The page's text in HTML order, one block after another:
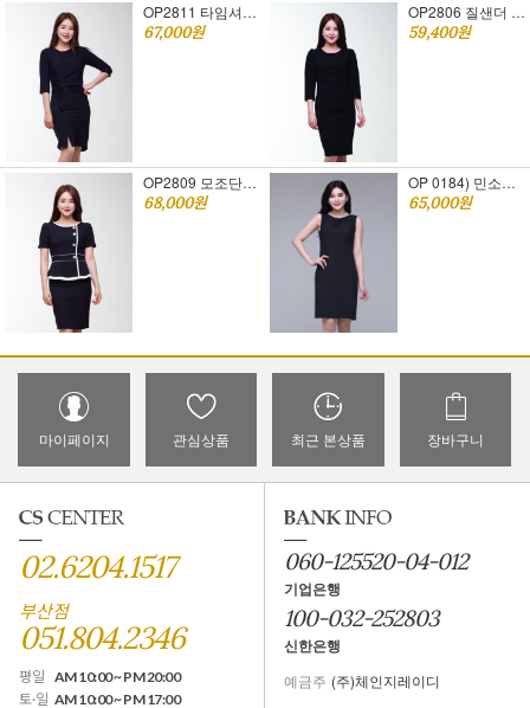
OP2811 타임셔링 원피스 [오피스룩 추천]S,M,L
67,000원
OP2806 질샌더 원피스 [오피스룩 추천]S,M,L
59,400원
OP2809 모조단추원피스 [오피스룩 추천]S,M,L
68,000원
OP 0184) 민소매 기본스타일 [정장원피스][오피스룩 추천]
65,000원
마이페이지 관심상품 최근 본상품 장바구니
02.6204.1517
부산점
051.804.2346
평일 AM 10:00 ~ PM 20:00
토·일 AM 10:00 ~ PM 17:00
060-125520-04-012
기업은행
100-032-252803
신한은행
예금주 (주)체인지레이디